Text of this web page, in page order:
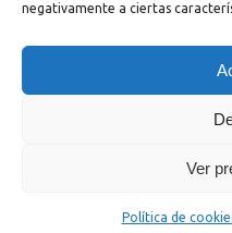
negativamente a ciertas
Ver
Política de
Powered by